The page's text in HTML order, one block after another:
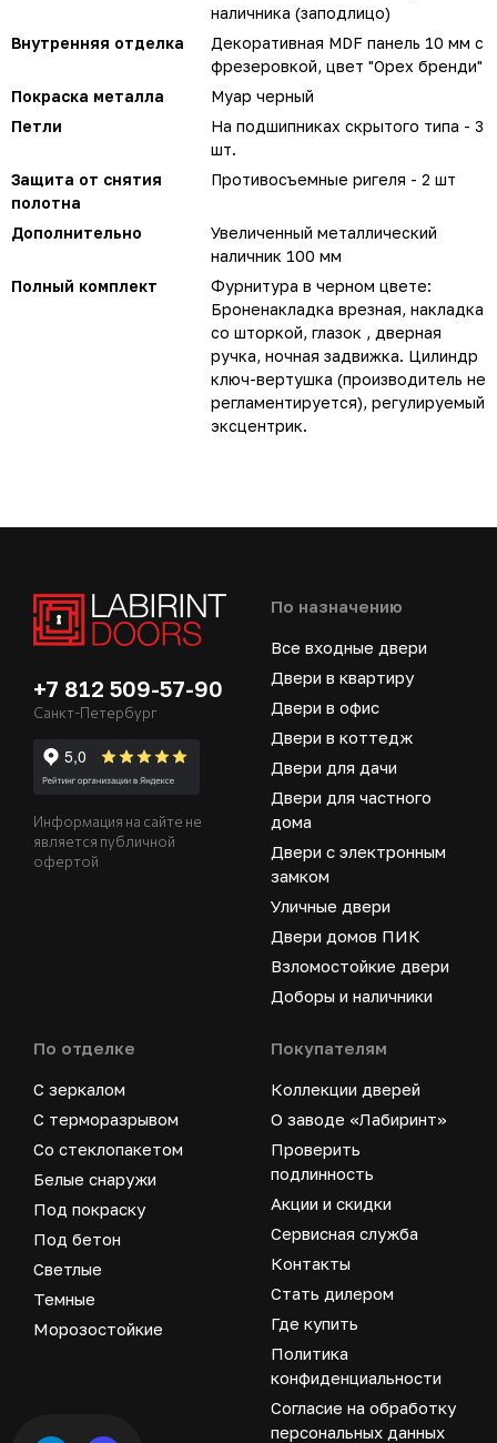
наличника (заподлицо)
Внутренняя отделка
Декоративная MDF панель 10 мм с
фрезеровкой, цвет "Орех бренди"
Покраска металла
Муар черный
Петли
На подшипниках скрытого типа - 3
шт.
Защита от снятия
полотна
Противосъемные ригеля - 2 шт
Дополнительно
Увеличенный металлический
наличник 100 мм
Полный комплект
Фурнитура в черном цвете:
Броненакладка врезная, накладка
со шторкой, глазок , дверная
ручка, ночная задвижка. Цилиндр
ключ-вертушка (производитель не
регламентируется), регулируемый
эксцентрик.
+7 812 509-57-90
Санкт-Петербург
Информация на сайте не
является публичной
офертой
По назначению
Все входные двери
Двери в квартиру
Двери в офис
Двери в коттедж
Двери для дачи
Двери для частного
дома
Двери с электронным
замком
Уличные двери
Двери домов ПИК
Взломостойкие двери
Доборы и наличники
По отделке
С зеркалом
С терморазрывом
Со стеклопакетом
Белые снаружи
Под покраску
Под бетон
Светлые
Темные
Морозостойкие
Покупателям
Коллекции дверей
О заводе «Лабиринт»
Проверить
подлинность
Акции и скидки
Сервисная служба
Контакты
Стать дилером
Где купить
Политика
конфиденциальности
Согласие на обработку
персональных данных